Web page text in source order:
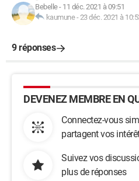
Bebelle- 11 déc. 2021 à 09:51
kaumune-23 déc. 2021 à
9 réponses
DEVENEZ MEMBRE EN
Connectez-vous
partagent vos
Suivez vos
plus de réponses